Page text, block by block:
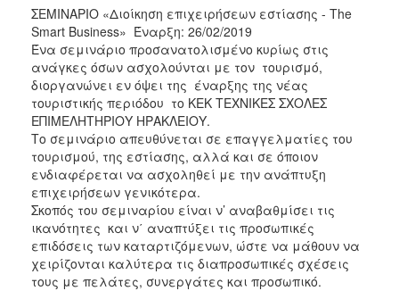
2020
2019
2018
2017
2016
2015
2012
2011
ΣΕΜΙΝΑΡΙΟ «Διοίκηση επιχειρήσεων εστίασης - The
Smart Business» Έναρξη: 26/02/2019
Ένα σεμινάριο προσανατολισμένο κυρίως στις
ανάγκες όσων ασχολούνται με τον τουρισμό,
διοργανώνει εν όψει της έναρξης της νέας
τουριστικής περιόδου το ΚΕΚ ΤΕΧΝΙΚΕΣ ΣΧΟΛΕΣ
ΕΠΙΜΕΛΗΤΗΡΙΟΥ ΗΡΑΚΛΕΙΟΥ.
Το σεμινάριο απευθύνεται σε επαγγελματίες του
τουρισμού, της εστίασης, αλλά και σε όποιον
ενδιαφέρεται να ασχοληθεί με την ανάπτυξη
επιχειρήσεων γενικότερα.
Σκοπός του σεμιναρίου είναι ν’ αναβαθμίσει τις
ικανότητες και ν΄ αναπτύξει τις προσωπικές
επιδόσεις των καταρτιζόμενων, ώστε να μάθουν να
χειρίζονται καλύτερα τις διαπροσωπικές σχέσεις
τους με πελάτες, συνεργάτες και προσωπικό.